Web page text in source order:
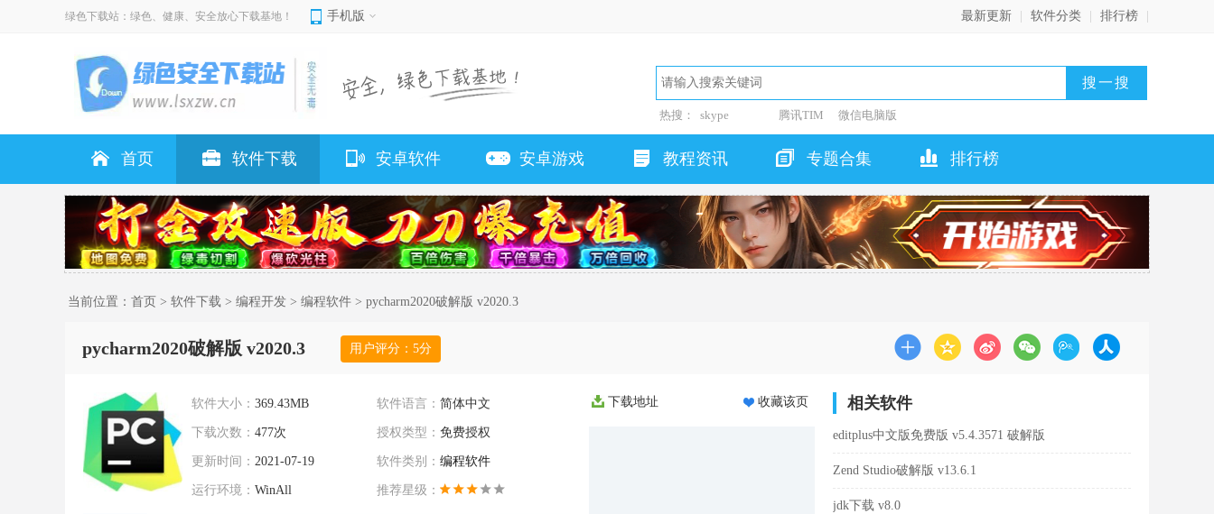
绿色下载站：绿色、健康、安全放心下载基地！ 手机版 最新更新 软件分类 排行榜
热搜： skype 腾讯TIM 微信电脑版
首页 软件下载 安卓软件 安卓游戏 教程资讯 专题合集 排行榜
当前位置： 首页 > 软件下载 > 编程开发 > 编程软件 > pycharm2020破解版 v2020.3
pycharm2020破解版 v2020.3 用户评分： 5分
软件大小： 369.43MB 软件语言： 简体中文
下载次数： 477次 授权类型： 免费授权
更新时间： 2021-07-19 软件类别： 编程软件
运行环境： WinAll 推荐星级：
下载地址 收藏该页 相关软件
editplus中文版免费版 v5.4.3571 破解版
Zend Studio破解版 v13.6.1
jdk下载 v8.0